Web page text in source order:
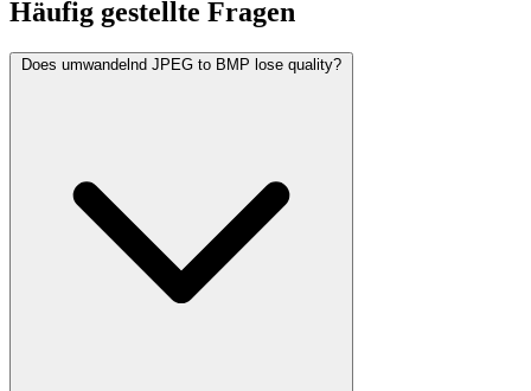
Häufig gestellte Fragen
Does umwandelnd JPEG to BMP lose quality?